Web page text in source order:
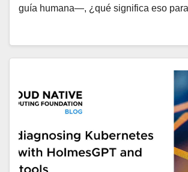
guía humana—, ¿qué significa eso